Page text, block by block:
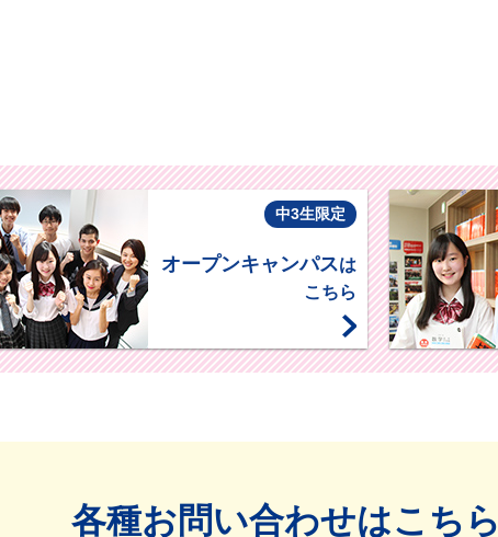
中3生限定
オープンキャンパスは
こちら
各種お問い合わせはこちら